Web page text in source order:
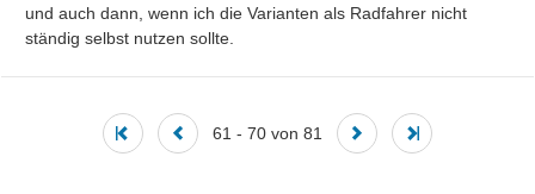
und auch dann, wenn ich die Varianten als Radfahrer nicht
ständig selbst nutzen sollte.
61 - 70 von 81